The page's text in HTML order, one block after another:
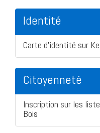
Identité
Carte d'identité sur
Citoyenneté
Inscription sur les
Bois